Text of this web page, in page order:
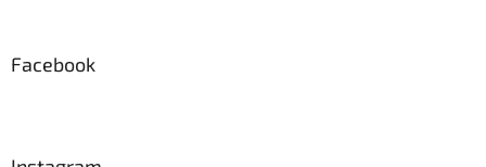
Facebook